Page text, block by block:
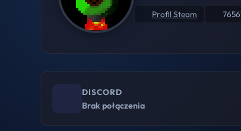
Profil Steam
DISCORD
Brak połączenia